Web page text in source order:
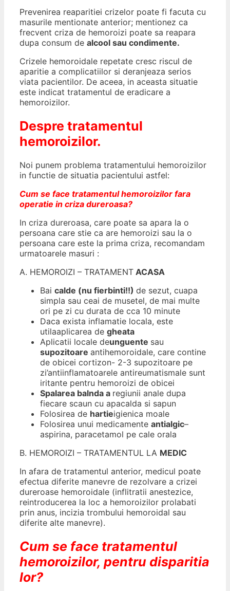
Prevenirea reaparitiei crizelor poate fi facuta cu
masurile mentionate anterior; mentionez ca
frecvent criza de hemoroizi poate sa reapara
dupa consum de alcool sau condimente.
Crizele hemoroidale repetate cresc riscul de
aparitie a complicatiilor si deranjeaza serios
viata pacientilor. De aceea, in aceasta situatie
este indicat tratamentul de eradicare a
hemoroizilor.
Despre tratamentul
hemoroizilor.
Noi punem problema tratamentului hemoroizilor
in functie de situatia pacientului astfel:
Cum se face tratamentul hemoroizilor fara
operatie in criza dureroasa?
In criza dureroasa, care poate sa apara la o
persoana care stie ca are hemoroizi sau la o
persoana care este la prima criza, recomandam
urmatoarele masuri :
A. HEMOROIZI – TRATAMENT ACASA
Bai calde (nu fierbinti!!) de sezut, cuapa
simpla sau ceai de musetel, de mai multe
ori pe zi cu durata de cca 10 minute
Daca exista inflamatie locala, este
utilaaplicarea de gheata
Aplicatii locale deunguente sau
supozitoare antihemoroidale, care contine
de obicei cortizon- 2-3 supozitoare pe
zi’antiinflamatoarele antireumatismale sunt
iritante pentru hemoroizi de obicei
Spalarea balnda a regiunii anale dupa
fiecare scaun cu apacalda si sapun
Folosirea de hartieigienica moale
Folosirea unui medicamente antialgic–
aspirina, paracetamol pe cale orala
B. HEMOROIZI – TRATAMENTUL LA MEDIC
In afara de tratamentul anterior, medicul poate
efectua diferite manevre de rezolvare a crizei
dureroase hemoroidale (inflitratii anestezice,
reintroducerea la loc a hemoroizilor prolabati
prin anus, incizia trombului hemoroidal sau
diferite alte manevre).
Cum se face tratamentul
hemoroizilor, pentru disparitia
lor?